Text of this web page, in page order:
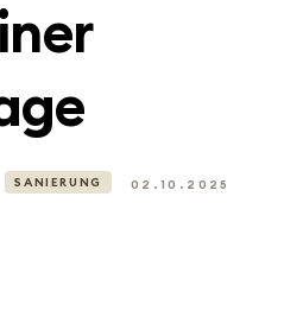
SANIERUNG 02.10.2025